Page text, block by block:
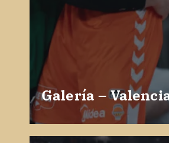
Galería –